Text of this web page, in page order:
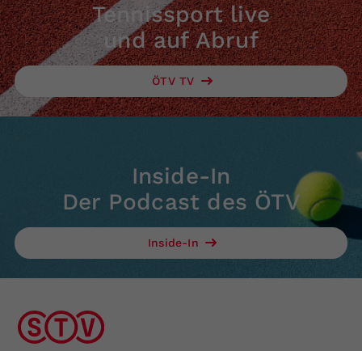
Tennissport live
und auf Abruf
ÖTV TV
Inside-In
Der Podcast des ÖTV
Inside-In